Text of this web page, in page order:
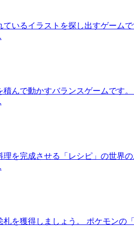
いるイラストを探し出すゲーム
んで動かすバランスゲームです
を完成させる「レシピ」の世界
を獲得しましょう。 ポケモンの